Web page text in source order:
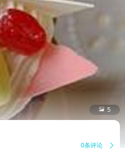
 5
0条评论 